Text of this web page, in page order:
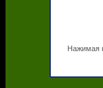
Нажимая